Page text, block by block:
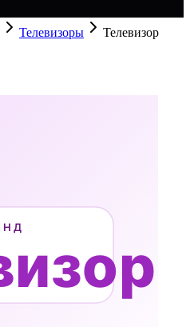
Телевизоры
Телевизор